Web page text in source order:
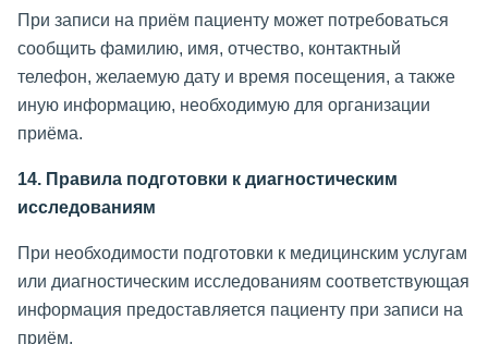
При записи на приём пациенту может потребоваться
сообщить фамилию, имя, отчество, контактный
телефон, желаемую дату и время посещения, а также
иную информацию, необходимую для организации
приёма.
14. Правила подготовки к диагностическим
исследованиям
При необходимости подготовки к медицинским услугам
или диагностическим исследованиям соответствующая
информация предоставляется пациенту при записи на
приём.